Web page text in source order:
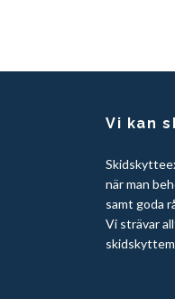
Vi kan
när man
samt goda
Vi strävar